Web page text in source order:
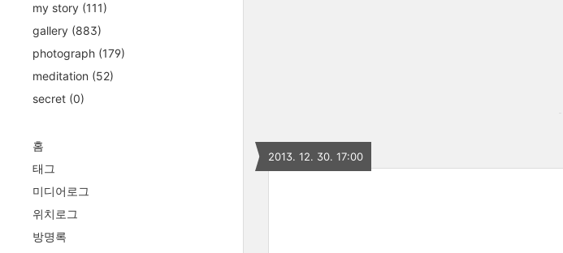
my story (111)
gallery (883)
photograph (179)
meditation (52)
secret (0)
홈
태그
미디어로그
위치로그
방명록
2013. 12. 30. 17:00